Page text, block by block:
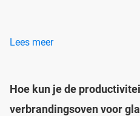
Lees meer
Hoe kun je de
verbrandingsoven voor